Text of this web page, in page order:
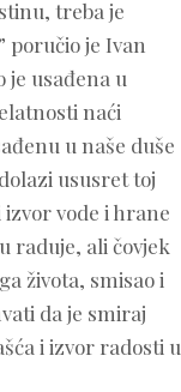
treba je
poručio je Ivan
je usađena u
naći
u naše duše
ususret toj
izvor vode i hrane
raduje, ali čovjek
života, smisao i
da je smiraj
i izvor radosti u